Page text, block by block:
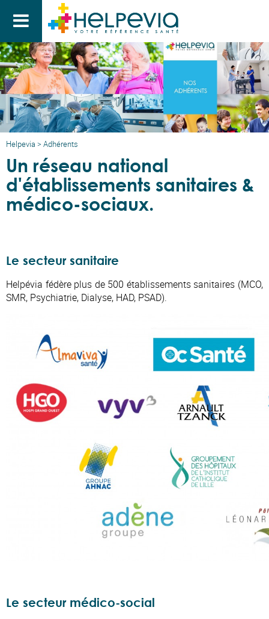

Helpevia >Adhérents
Un réseau national
d'établissements sanitaires &
médico-sociaux.
Le secteur sanitaire
Helpévia fédère plus de 500 établissements sanitaires (MCO,
SMR, Psychiatrie, Dialyse, HAD, PSAD).
Le secteur médico-social